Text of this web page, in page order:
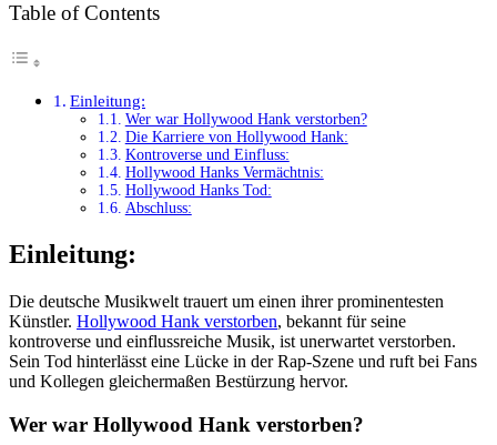
Table of Contents
Einleitung:
Wer war Hollywood Hank verstorben?
Die Karriere von Hollywood Hank:
Kontroverse und Einfluss:
Hollywood Hanks Vermächtnis:
Hollywood Hanks Tod:
Abschluss:
Einleitung:
Die deutsche Musikwelt trauert um einen ihrer prominentesten
Künstler. Hollywood Hank verstorben, bekannt für seine
kontroverse und einflussreiche Musik, ist unerwartet verstorben.
Sein Tod hinterlässt eine Lücke in der Rap-Szene und ruft bei Fans
und Kollegen gleichermaßen Bestürzung hervor.
Wer war Hollywood Hank verstorben?